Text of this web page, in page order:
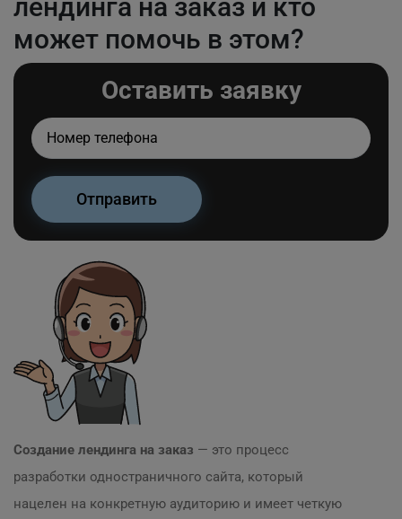
лендинга на заказ и кто
может помочь в этом?
Оставить заявку
Создание лендинга на заказ — это процесс
разработки одностраничного сайта, который
нацелен на конкретную аудиторию и имеет четкую